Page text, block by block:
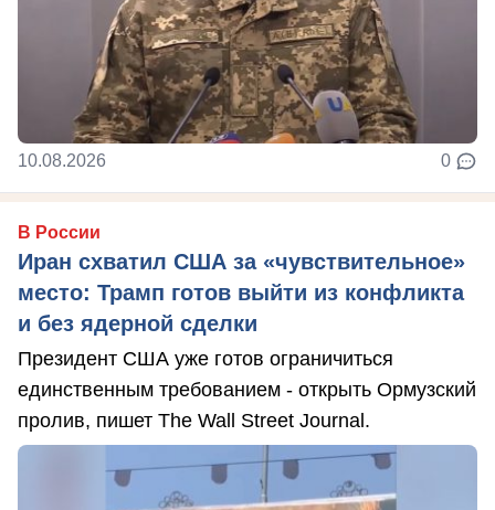
10.08.2026 0
В России
Иран схватил США за «чувствительное»
место: Трамп готов выйти из конфликта
и без ядерной сделки
Президент США уже готов ограничиться
единственным требованием - открыть Ормузский
пролив, пишет The Wall Street Journal.